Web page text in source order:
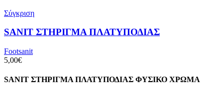
Σύγκριση
SANIT ΣΤΗΡΙΓΜΑ ΠΛΑΤΥΠΟΔΙΑΣ
Footsanit
5,00€
SANIT ΣΤΗΡΙΓΜΑ ΠΛΑΤΥΠΟΔΙΑΣ ΦΥΣΙΚΟ ΧΡΩΜΑ